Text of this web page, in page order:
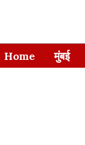
Home मुंबई